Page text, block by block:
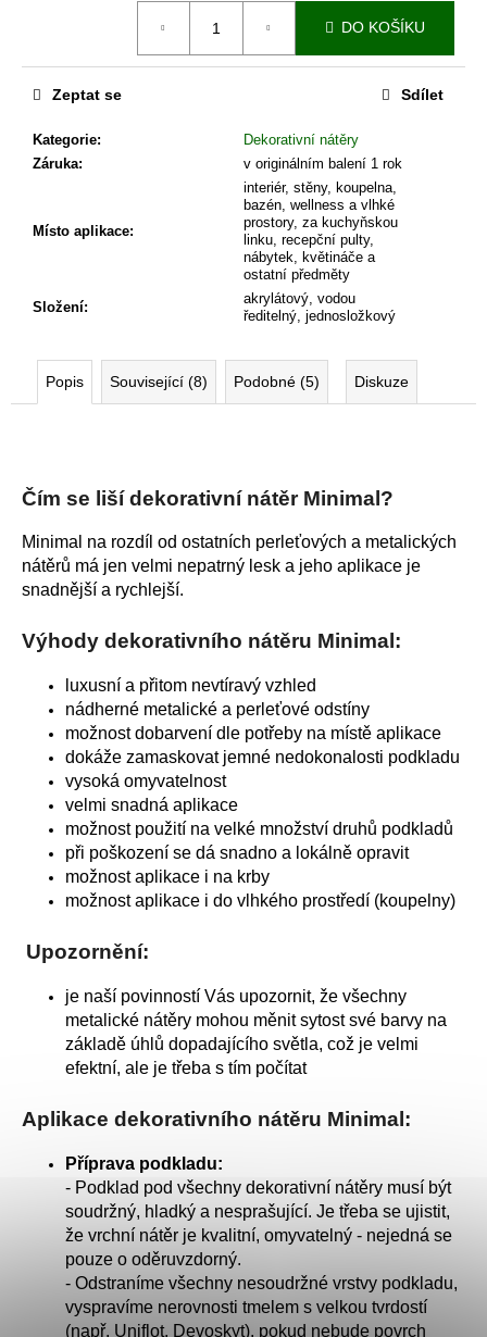
DO KOŠÍKU
Kategorie:
Dekorativní nátěry
Záruka: v originálním balení 1 rok
Místo aplikace:
interiér, stěny, koupelna,
bazén, wellness a vlhké
prostory, za kuchyňskou
linku, recepční pulty,
nábytek, květináče a
ostatní předměty
Složení:
akrylátový, vodou
ředitelný, jednosložkový
Zeptat se Sdílet
Popis Související (8) Podobné (5) Diskuze
Čím se liší dekorativní nátěr Minimal?
Minimal na rozdíl od ostatních perleťových a metalických
nátěrů má jen velmi nepatrný lesk a jeho aplikace je
snadnější a rychlejší.
Výhody dekorativního nátěru Minimal:
luxusní a přitom nevtíravý vzhled
nádherné metalické a perleťové odstíny
možnost dobarvení dle potřeby na místě aplikace
dokáže zamaskovat jemné nedokonalosti podkladu
vysoká omyvatelnost
velmi snadná aplikace
možnost použití na velké množství druhů podkladů
při poškození se dá snadno a lokálně opravit
možnost aplikace i na krby
možnost aplikace i do vlhkého prostředí (koupelny)
Upozornění:
je naší povinností Vás upozornit, že všechny
metalické nátěry mohou měnit sytost své barvy na
základě úhlů dopadajícího světla, což je velmi
efektní, ale je třeba s tím počítat
Aplikace dekorativního nátěru Minimal:
Příprava podkladu:
- Podklad pod všechny dekorativní nátěry musí být
soudržný, hladký a nesprašující. Je třeba se ujistit,
že vrchní nátěr je kvalitní, omyvatelný - nejedná se
pouze o oděruvzdorný.
- Odstraníme všechny nesoudržné vrstvy podkladu,
vyspravíme nerovnosti tmelem s velkou tvrdostí
(např. Uniflot, Devoskyt), pokud nebude povrch